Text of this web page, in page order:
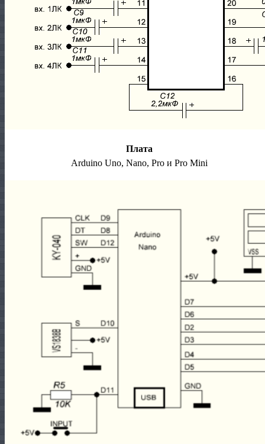
Плата
Arduino Uno, Nano, Pro и Pro Mini